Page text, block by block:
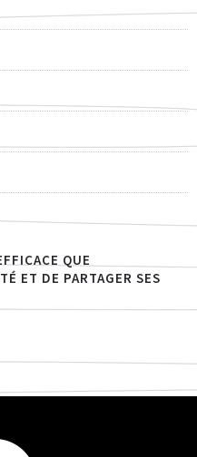
QUE
ET DE PARTAGER SES